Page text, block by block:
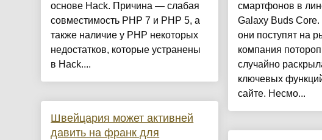
основе Hack. Причина — слабая
совместимость PHP 7 и PHP 5, а
также наличие у PHP некоторых
недостатков, которые устранены
в Hack....
Швейцария может активней
давить на франк для
смартфонов в
Galaxy Buds
они поступят на
компания
случайно
ключевых
сайте. Несмо...